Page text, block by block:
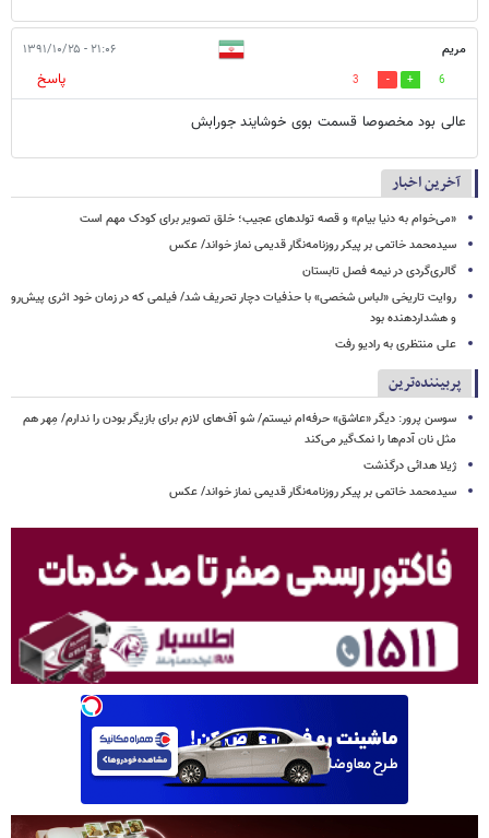
مریم ۲۱:۰۶ - ۱۳۹۱/۱۰/۲۵
6
3
پاسخ
عالی بود مخصوصا قسمت بوی خوشایند جورابش
آخرین اخبار
«می‌خوام به دنیا بیام» و قصه تولدهای عجیب؛ خلق تصویر برای کودک مهم است
سیدمحمد خاتمی بر پیکر روزنامه‌نگار قدیمی نماز خواند/ عکس
گالری‌گردی در نیمه فصل تابستان
روایت تاریخی «لباس شخصی» با حذفیات دچار تحریف شد/ فیلمی که در زمان خود اثری پیش‌رو
و هشداردهنده بود
علی منتظری به رادیو رفت
پربیننده‌ترین
سوسن پرور: دیگر «عاشق» حرفه‌ام نیستم/ شو آف‌های لازم برای بازیگر بودن را ندارم/ مِهر هم
مثل نان آدم‌ها را نمک‌گیر می‌کند
ژیلا هدائی درگذشت
سیدمحمد خاتمی بر پیکر روزنامه‌نگار قدیمی نماز خواند/ عکس